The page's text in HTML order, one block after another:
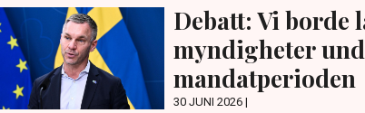
Debatt: Vi borde
myndigheter
mandatperioden
30 JUNI 2026 |